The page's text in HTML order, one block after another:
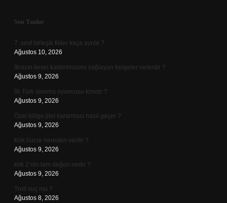
Sidebar
Son Yazılar
7. sınıf birleşik fiiller kaça ayrılır ?
Ağustos 10, 2026
İtirazın kesin kaldırılmasını sağlayan belgeler nelerdir ?
Ağustos 9, 2026
İlk Türk sinema oyuncusu kimdir ?
Ağustos 9, 2026
Özel bölge jilet kararması nasıl geçer ?
Ağustos 9, 2026
Kök hücre nereden verilir ?
Ağustos 9, 2026
kök 2’nin tam değeri nedir ?
Ağustos 9, 2026
Troll suç mu ?
Ağustos 8, 2026